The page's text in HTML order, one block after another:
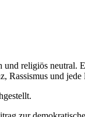
religiös neutral.
Rassismus und